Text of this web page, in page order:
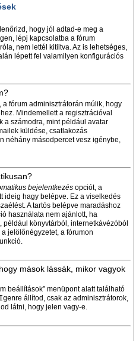
hogy jól adtad-e meg a
lépj kapcsolatba a fórum
nem lettél kitiltva. Az is lehetséges,
lépett fel valamilyen konfigurációs
fórum adminisztrátorán múlik, hogy
Mindemellett a regisztrációval
a számodra, mint például avatar
küldése, csatlakozás
néhány másodpercet vesz igénybe,
bejelentkezés opciót, a
ideig hagy belépve. Ez a viselkedés
A tartós belépve maradáshoz
használata nem ajánlott, ha
könyvtárból, internetkávézóból
jelölőnégyzetet, a fórumon
mások lássák, mikor vagyok
beállítások” menüpont alatt található
Igenre állítod, csak az adminisztrátorok,
látni, hogy jelen vagy-e.